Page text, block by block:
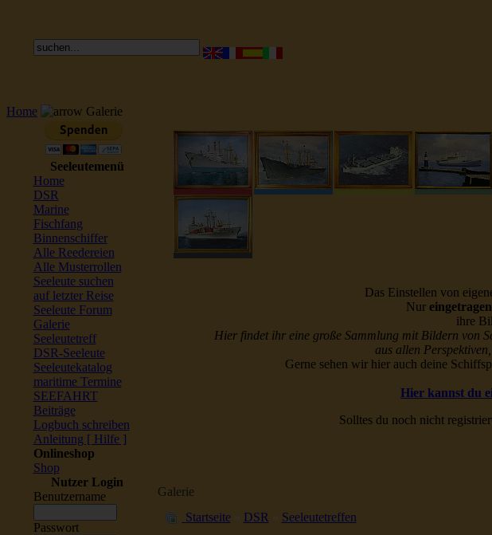
Home Galerie
Seeleutemenü
Home
DSR
Marine
Fischfang
Binnenschiffer
Alle Reedereien
Alle Musterrollen
Seeleute suchen
auf letzter Reise
Seeleute Forum
Galerie
Seeleutetreff
DSR-Seeleute
Seeleutekatalog
maritime Termine
SEEFAHRT
Beiträge
Logbuch schreiben
Anleitung [ Hilfe ]
Onlineshop
Shop
Nutzer Login
Benutzername
Passwort
Das Einstellen von
Nur
ihre
Hier findet ihr eine große Sammlung mit Bildern von
aus allen
Gerne sehen wir hier auch deine
Hier kannst du
Solltes du noch nicht
Galerie
Startseite» DSR » Seeleutetreffen